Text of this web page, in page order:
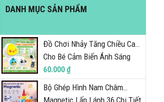
DANH MỤC SẢN PHẨM
Đồ Chơi Nhảy Tăng Chiều Cao
Cho Bé Cảm Biến Ánh Sáng
Giọng Nói Tiếng Việt Đèn LED
Tương Tác Thông Minh
BigcityBuy 338DCN
60.000 ₫
Bộ Ghép Hình Nam Châm